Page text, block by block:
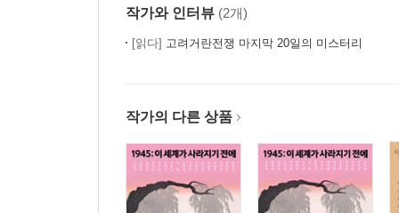
작가와 인터뷰 (2개)
[읽다] 고려거란전쟁 마지막 20일의 미스터리
작가의 다른 상품